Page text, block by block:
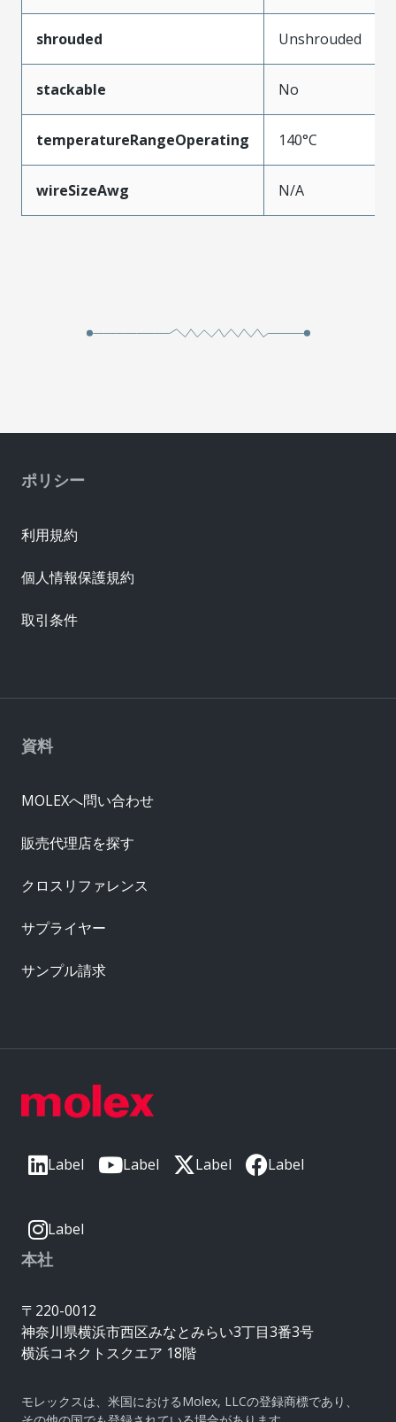
shrouded Unshrouded
stackable No
temperatureRangeOperating 140°C
wireSizeAwg N/A
Label Label Label Label
Label
本社
〒220-0012
神奈川県横浜市西区みなとみらい3丁目3番3号
横浜コネクトスクエア 18階
モレックスは、米国におけるMolex, LLCの登録商標であり、
資料
MOLEXへ問い合わせ
販売代理店を探す
クロスリファレンス
サプライヤー
サンプル請求
ポリシー
利用規約
個人情報保護規約
取引条件